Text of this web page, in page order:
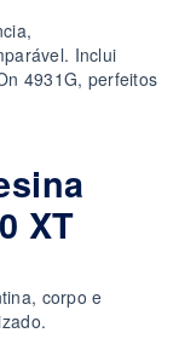
Inclui
4931G, perfeitos
XT
corpo e